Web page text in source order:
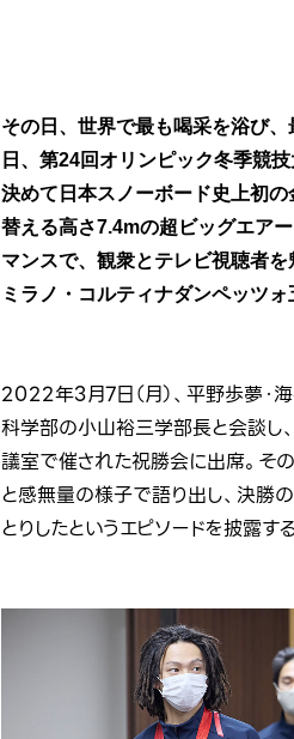
その日、世界で最も喝采を浴び
日、第24回オリンピック冬季競
決めて日本スノーボード史上初
替える高さ7.4mの超ビッグエア
マンスで、観衆とテレビ視聴者
ミラノ・コルティナダンペッツォ
2022年3月7日（月）、平野歩夢・
科学部の小山裕三学部長と会談し
議室で催された祝勝会に出席。そ
と感無量の様子で語り出し、決勝
とりしたというエピソードを披露